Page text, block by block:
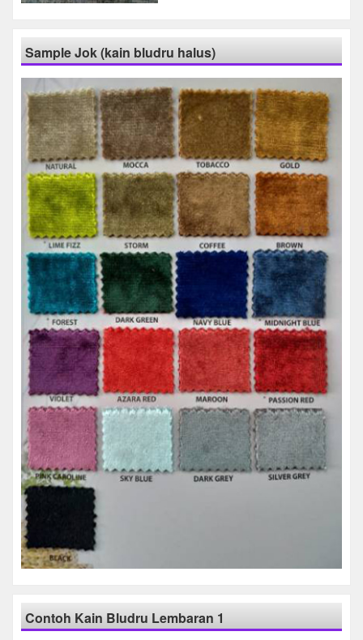
Sample Jok (kain bludru halus)
Contoh Kain Bludru Lembaran 1